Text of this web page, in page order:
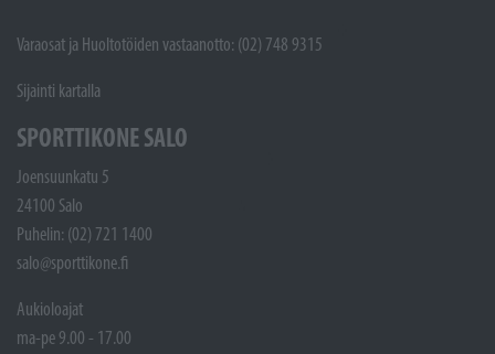
Varaosat ja Huoltotöiden vastaanotto: (02) 748 9315
Sijainti kartalla
SPORTTIKONE SALO
Joensuunkatu 5
24100 Salo
Puhelin: (02) 721 1400
salo@sporttikone.fi
Aukioloajat
ma-pe 9.00 - 17.00